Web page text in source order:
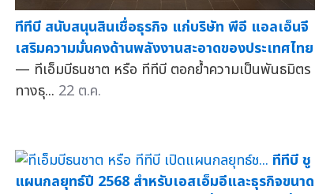
ทีทีบี สนับสนุนสินเชื่อธุรกิจ แก่บริษัท พีอี แอลเอ็นจี
เสริมความมั่นคงด้านพลังงานสะอาดของประเทศไทย
— ทีเอ็มบีธนชาต หรือ ทีทีบี ตอกย้ำความเป็นพันธมิตร
ทางธุ... 22 ต.ค.
ทีทีบี ชู
แผนกลยุทธ์ปี 2568 สำหรับเอสเอ็มอีและธุรกิจขนาด